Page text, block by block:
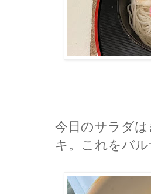
今日のサラダ
キ。これをバ